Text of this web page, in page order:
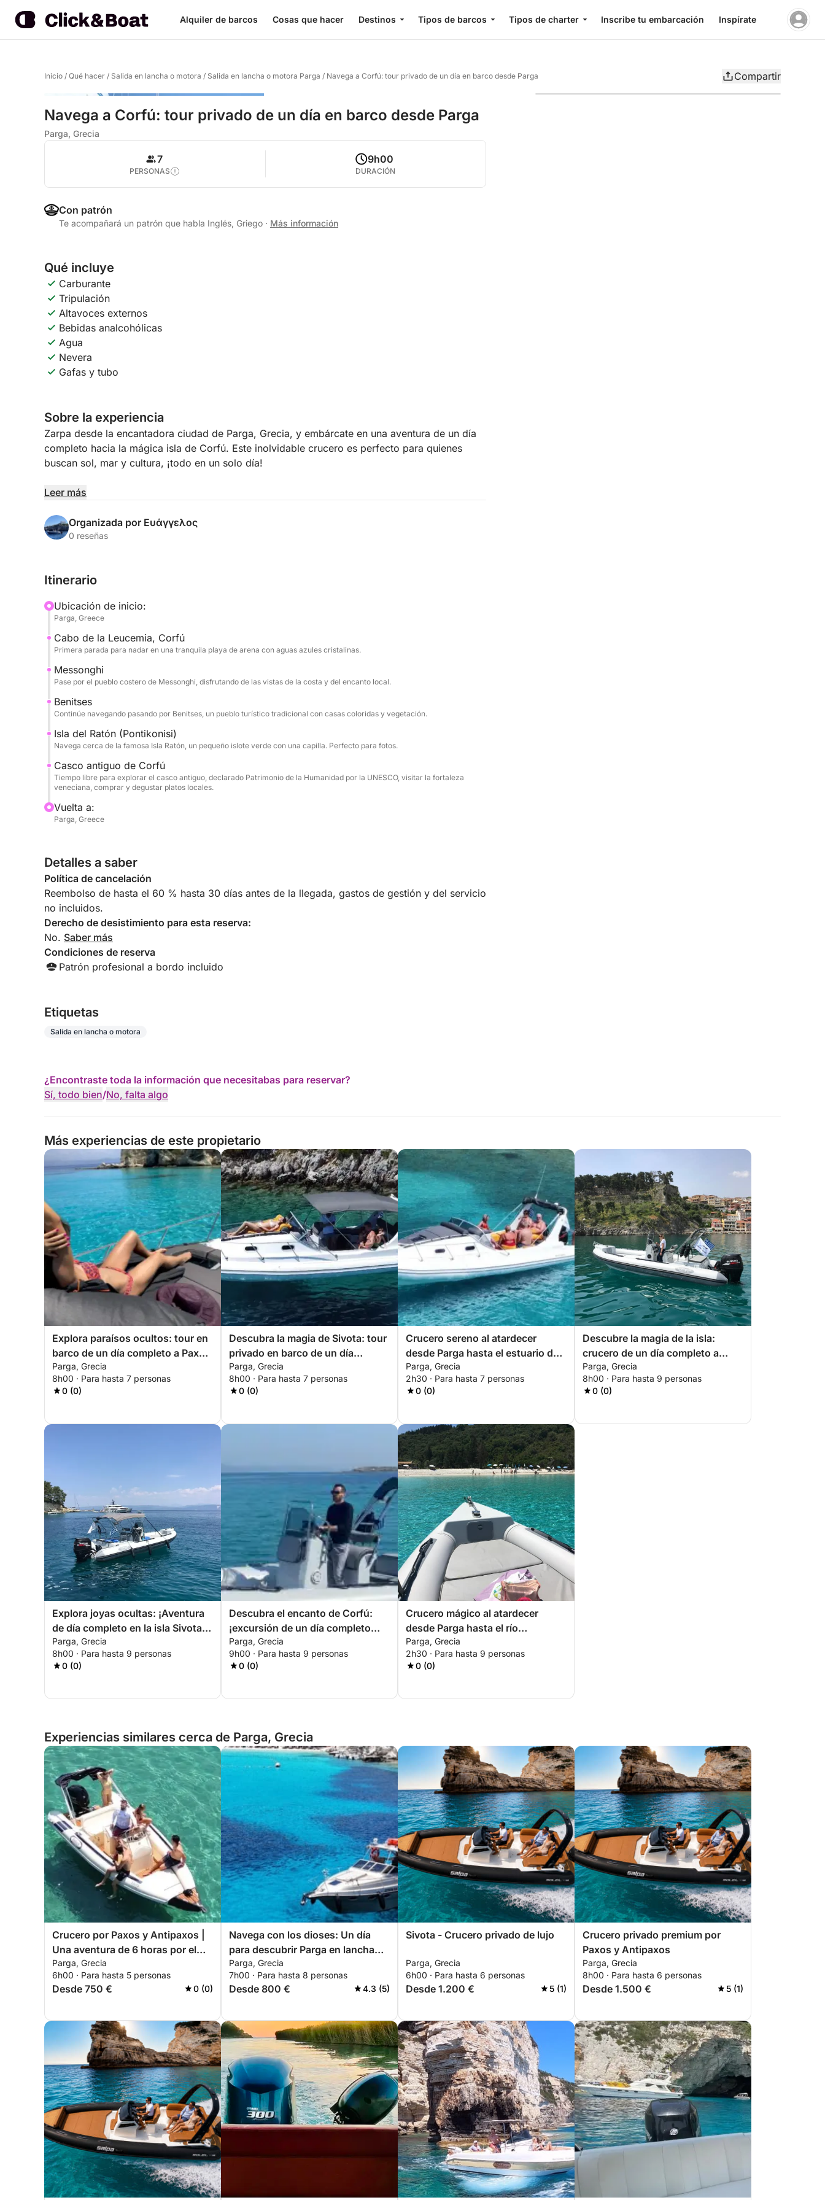
Alquiler de barcos Cosas que hacer Destinos Tipos de barcos Tipos de charter Inscribe tu embarcación Inspírate
Inicio / Qué hacer / Salida en lancha o motora / Salida en lancha o motora Parga / Navega a Corfú: tour privado de un día en barco desde Parga Compartir
Navega a Corfú: tour privado de un día en barco desde Parga
Parga, Grecia
7
PERSONAS
9h00
DURACIÓN
Con patrón
Te acompañará un patrón que habla Inglés, Griego · Más información
Qué incluye
Carburante
Tripulación
Altavoces externos
Bebidas analcohólicas
Agua
Nevera
Gafas y tubo
Sobre la experiencia
Zarpa desde la encantadora ciudad de Parga, Grecia, y embárcate en una aventura de un día
completo hacia la mágica isla de Corfú. Este inolvidable crucero es perfecto para quienes
buscan sol, mar y cultura, ¡todo en un solo día!
Tu viaje comienza con un crucero panorámico por el mar Jónico, con primera parada en el
baño en una playa de arena suave. A continuación, navegaremos por la costa sur de Corfú,
pasando por los hermosos pueblos de Messonghi y Benitses, donde te empaparás del
Un punto culminante del día es una parada en la icónica Isla Ratón (Pontikonisi), un islote
Después, tendrás tiempo libre para explorar el casco antiguo de Corfú, declarado Patrimonio
de la Humanidad por la UNESCO. Pasee por callejones empedrados, admire la histórica
Fortaleza Vieja, compre productos locales o deléitese con la cocina tradicional corfiota en una
taberna junto al mar.
Viaje con comodidad a bordo de un elegante barco equipado con camarote, cama doble,
baño, zonas de sombra, tumbona doble, sofá esquinero y una hielera con agua y refrescos
gratuitos. ¡Disponemos de máscaras de snorkel para aventuras submarinas!
inolvidables en el mar Jónico.
Leer más
Organizada por Ευάγγελος
0 reseñas
Itinerario
Ubicación de inicio:
Parga, Greece
Cabo de la Leucemia, Corfú
Primera parada para nadar en una tranquila playa de arena con aguas azules cristalinas.
Messonghi
Pase por el pueblo costero de Messonghi, disfrutando de las vistas de la costa y del encanto local.
Benitses
Continúe navegando pasando por Benitses, un pueblo turístico tradicional con casas coloridas y vegetación.
Isla del Ratón (Pontikonisi)
Navega cerca de la famosa Isla Ratón, un pequeño islote verde con una capilla. Perfecto para fotos.
Casco antiguo de Corfú
Tiempo libre para explorar el casco antiguo, declarado Patrimonio de la Humanidad por la UNESCO, visitar la fortaleza
veneciana, comprar y degustar platos locales.
Vuelta a:
Parga, Greece
Detalles a saber
Política de cancelación
Reembolso de hasta el 60 % hasta 30 días antes de la llegada, gastos de gestión y del servicio
no incluidos.
Derecho de desistimiento para esta reserva:
No. Saber más
Condiciones de reserva
Patrón profesional a bordo incluido
Etiquetas
Salida en lancha o motora
¿Encontraste toda la información que necesitabas para reservar?
Sí, todo bien/No, falta algo
Más experiencias de este propietario
Explora paraísos ocultos: tour en
barco de un día completo a Paxos
y Antipaxos desde Parga
Parga, Grecia
8h00 · Para hasta 7 personas
0 (0)
Descubra la magia de Sivota: tour
privado en barco de un día
completo desde Parga
Parga, Grecia
8h00 · Para hasta 7 personas
0 (0)
Crucero sereno al atardecer
desde Parga hasta el estuario del
río Aqueronte
Parga, Grecia
2h30 · Para hasta 7 personas
0 (0)
Descubre la magia de la isla:
crucero de un día completo a
Paxos y Antipaxos desde Parga
Parga, Grecia
8h00 · Para hasta 9 personas
0 (0)
Explora joyas ocultas: ¡Aventura
de día completo en la isla Sivota
desde Parga!
Parga, Grecia
8h00 · Para hasta 9 personas
0 (0)
Descubra el encanto de Corfú:
¡excursión de un día completo
desde Parga a la isla de Corfú!
Parga, Grecia
9h00 · Para hasta 9 personas
0 (0)
Crucero mágico al atardecer
desde Parga hasta el río
Aqueronte: 2,5 horas de pura
felicidad
Parga, Grecia
2h30 · Para hasta 9 personas
0 (0)
Experiencias similares cerca de Parga, Grecia
Crucero por Paxos y Antipaxos |
Una aventura de 6 horas por el
mar Egeo
Parga, Grecia
6h00 · Para hasta 5 personas
Desde 750 € 0 (0)
Navega con los dioses: Un día
para descubrir Parga en lancha
motora.
Parga, Grecia
7h00 · Para hasta 8 personas
Desde 800 € 4.3 (5)
Sivota - Crucero privado de lujo
Parga, Grecia
6h00 · Para hasta 6 personas
Desde 1.200 € 5 (1)
Crucero privado premium por
Paxos y Antipaxos
Parga, Grecia
8h00 · Para hasta 6 personas
Desde 1.500 € 5 (1)